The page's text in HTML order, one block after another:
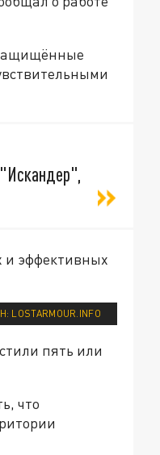
"Искандер",
и эффективных
пять или
что